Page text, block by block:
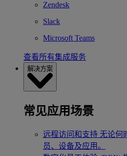
Zendesk
Slack
Microsoft Teams
查看所有集成服务
解决方案
常见应用场景
远程访问和支持 无论何
员、设备及应用。